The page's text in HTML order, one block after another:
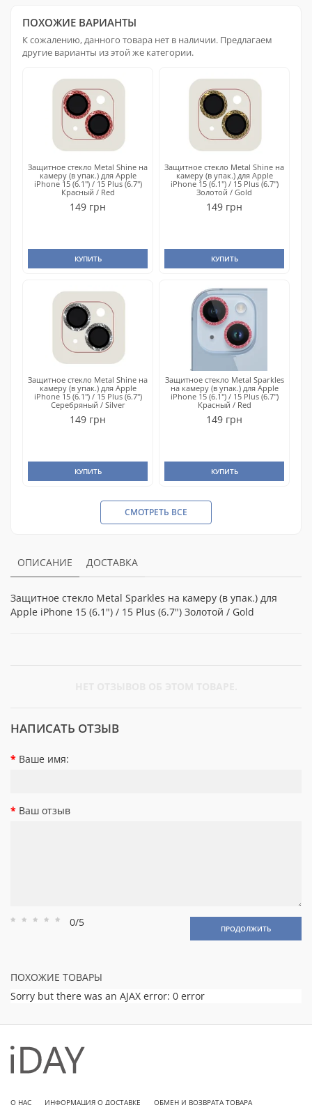
ПОХОЖИЕ ВАРИАНТЫ
К сожалению, данного товара нет в наличии. Предлагаем
другие варианты из этой же категории.
Защитное стекло Metal Shine на
камеру (в упак.) для Apple
iPhone 15 (6.1") / 15 Plus (6.7")
Красный / Red
149 грн
КУПИТЬ
Защитное стекло Metal Shine на
камеру (в упак.) для Apple
iPhone 15 (6.1") / 15 Plus (6.7")
Золотой / Gold
149 грн
КУПИТЬ
Защитное стекло Metal Shine на
камеру (в упак.) для Apple
iPhone 15 (6.1") / 15 Plus (6.7")
Серебряный / Silver
149 грн
КУПИТЬ
Защитное стекло Metal Sparkles
на камеру (в упак.) для Apple
iPhone 15 (6.1") / 15 Plus (6.7")
Красный / Red
149 грн
КУПИТЬ
СМОТРЕТЬ ВСЕ
ОПИСАНИЕ ДОСТАВКА
Защитное стекло Metal Sparkles на камеру (в упак.) для
Apple iPhone 15 (6.1") / 15 Plus (6.7") Золотой / Gold
НАПИСАТЬ ОТЗЫВ
Ваше имя:
Ваш отзыв
Рейтинг
Рейтинг
Рейтинг
Рейтинг
Рейтинг
0/5 ПРОДОЛЖИТЬ
ПОХОЖИЕ ТОВАРЫ
Sorry but there was an AJAX error: 0 error
О НАС ИНФОРМАЦИЯ О ДОСТАВКЕ ОБМЕН И ВОЗВРАТА ТОВАРА